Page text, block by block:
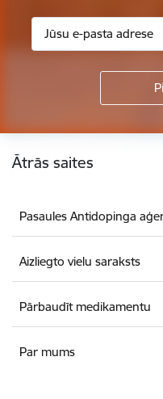
Ātrās saites
Pasaules Antidopinga
Aizliegto vielu saraksts
Pārbaudīt medikamentu
Par mums